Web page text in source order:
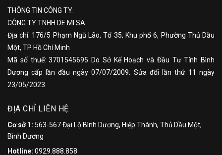
THÔNG TIN CÔNG TY:
CÔNG TY TNHH DE MI SA.
Địa chỉ: 176/5 Phạm Ngũ Lão, Tổ 35, Khu phố 6, Phường Thủ Dầu
Một, TP Hồ Chí Minh
Mã số thuế: 3701545695 Do Sở Kế Hoạch và Đầu Tư Tỉnh Bình
Dương cấp lần đầu ngày 07/07/2009. Sửa đổi lần thứ 11 ngày
23/05/2023.
ĐỊA CHỈ LIÊN HỆ
Cơ sở 1: 563-567 Đại Lộ Bình Dương, Hiệp Thành, Thủ Dầu Một,
Bình Dương
Hotline: 0929.888.858